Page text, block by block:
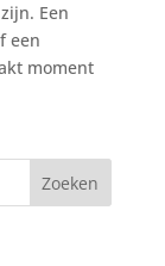
Een
een
moment